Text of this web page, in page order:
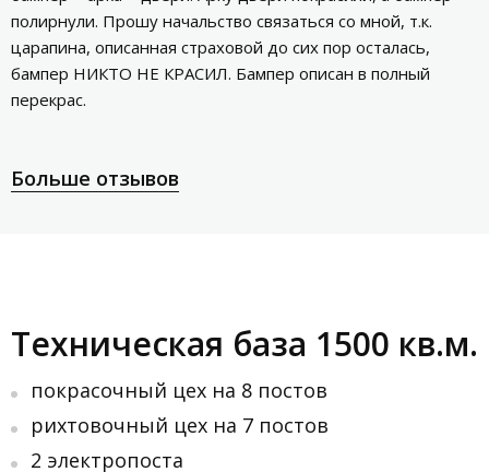
полирнули. Прошу начальство связаться со мной, т.к.
царапина, описанная страховой до сих пор осталась,
бампер НИКТО НЕ КРАСИЛ. Бампер описан в полный
перекрас.
Больше отзывов
Техническая база 1500 кв.м.
покрасочный цех на 8 постов
рихтовочный цех на 7 постов
2 электропоста